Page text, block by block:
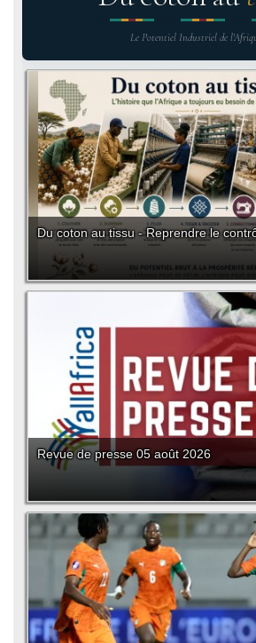
Le Potentiel Industriel de
Du coton au tissu - Reprendre le
Revue de presse 05 août 2026